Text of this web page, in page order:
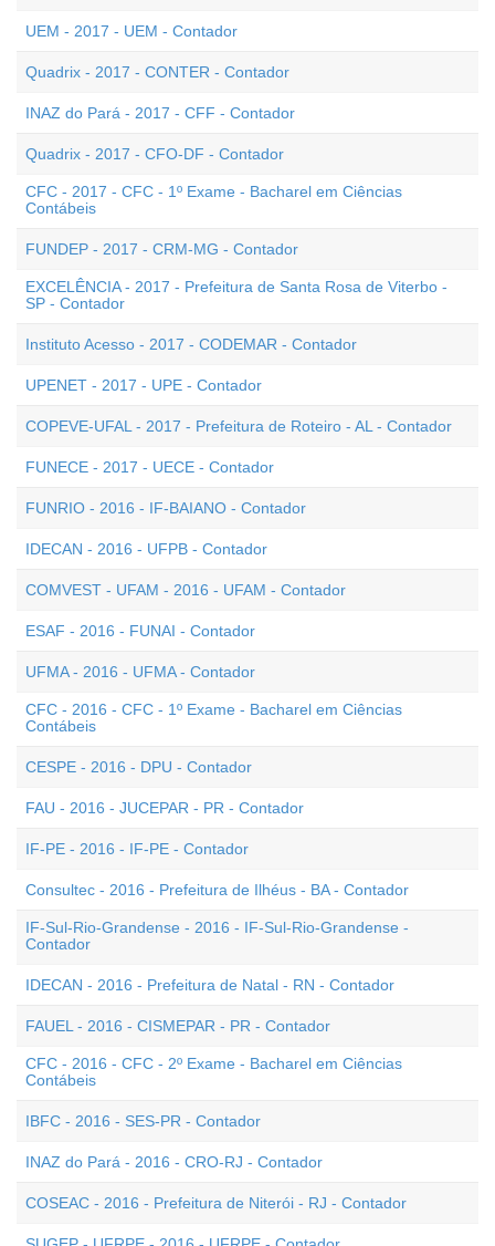
UEM - 2017 - UEM - Contador
Quadrix - 2017 - CONTER - Contador
INAZ do Pará - 2017 - CFF - Contador
Quadrix - 2017 - CFO-DF - Contador
CFC - 2017 - CFC - 1º Exame - Bacharel em Ciências
Contábeis
FUNDEP - 2017 - CRM-MG - Contador
EXCELÊNCIA - 2017 - Prefeitura de Santa Rosa de Viterbo -
SP - Contador
Instituto Acesso - 2017 - CODEMAR - Contador
UPENET - 2017 - UPE - Contador
COPEVE-UFAL - 2017 - Prefeitura de Roteiro - AL - Contador
FUNECE - 2017 - UECE - Contador
FUNRIO - 2016 - IF-BAIANO - Contador
IDECAN - 2016 - UFPB - Contador
COMVEST - UFAM - 2016 - UFAM - Contador
ESAF - 2016 - FUNAI - Contador
UFMA - 2016 - UFMA - Contador
CFC - 2016 - CFC - 1º Exame - Bacharel em Ciências
Contábeis
CESPE - 2016 - DPU - Contador
FAU - 2016 - JUCEPAR - PR - Contador
IF-PE - 2016 - IF-PE - Contador
Consultec - 2016 - Prefeitura de Ilhéus - BA - Contador
IF-Sul-Rio-Grandense - 2016 - IF-Sul-Rio-Grandense -
Contador
IDECAN - 2016 - Prefeitura de Natal - RN - Contador
FAUEL - 2016 - CISMEPAR - PR - Contador
CFC - 2016 - CFC - 2º Exame - Bacharel em Ciências
Contábeis
IBFC - 2016 - SES-PR - Contador
INAZ do Pará - 2016 - CRO-RJ - Contador
COSEAC - 2016 - Prefeitura de Niterói - RJ - Contador